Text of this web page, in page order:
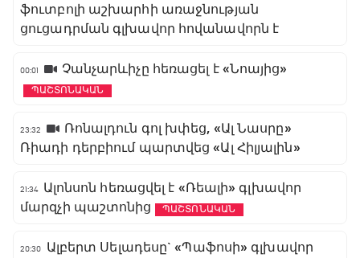
ֆուտբոլի աշխարհի առաջնության
ցուցադրման գլխավոր հովանավորն է
00:01 Չանչարևիչը հեռացել է «Նոայից»
ՊԱՇՏՈՆԱԿԱՆ
23:32
Ռոնալդուն գոլ խփեց, «Ալ Նասրը»
Ռիադի դերբիում պարտվեց «Ալ Հիլյալին»
21:34 Ալոնսոն հեռացվել է «Ռեալի» գլխավոր
մարզչի պաշտոնից
ՊԱՇՏՈՆԱԿԱՆ
20:30
Ալբերտ Սելադեսը` «Պաֆոսի» գլխավոր